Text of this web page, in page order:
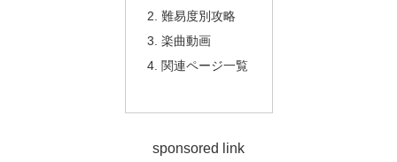
難易度別攻略
楽曲動画
関連ページ一覧
sponsored link